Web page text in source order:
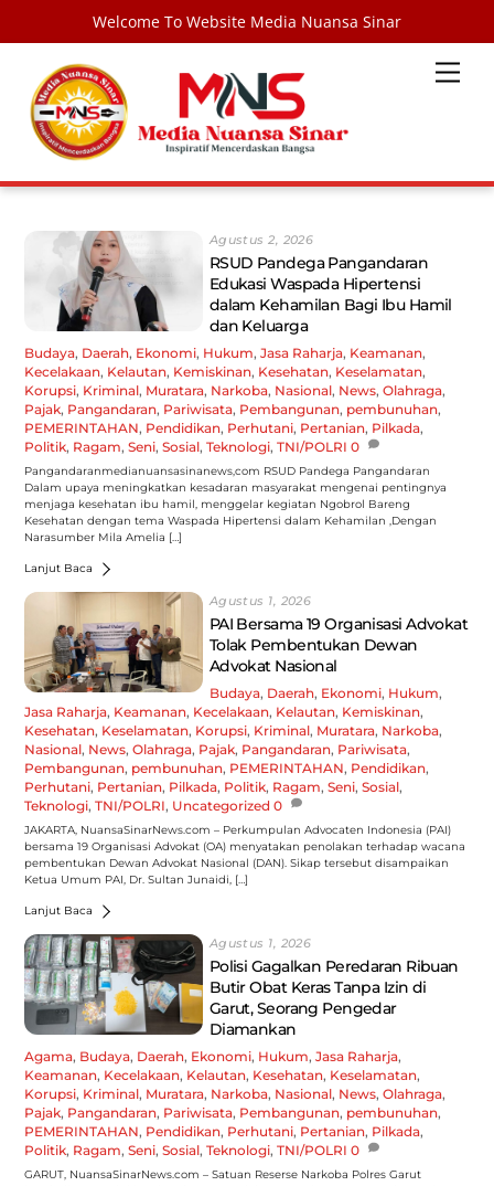
Welcome To Website Media Nuansa Sinar
content
Agustus 2, 2026
RSUD Pandega Pangandaran
Edukasi Waspada Hipertensi
dalam Kehamilan Bagi Ibu Hamil
dan Keluarga
Budaya, Daerah, Ekonomi, Hukum,Jasa Raharja, Keamanan,
Kecelakaan, Kelautan, Kemiskinan, Kesehatan, Keselamatan,
Korupsi, Kriminal, Muratara, Narkoba, Nasional, News,Olahraga,
Pajak, Pangandaran, Pariwisata, Pembangunan, pembunuhan,
PEMERINTAHAN, Pendidikan, Perhutani, Pertanian, Pilkada,
Politik, Ragam,Seni,Sosial,Teknologi,TNI/POLRI 0
Pangandaranmedianuansasinanews,com RSUD Pandega Pangandaran
Dalam upaya meningkatkan kesadaran masyarakat mengenai pentingnya
menjaga kesehatan ibu hamil, menggelar kegiatan Ngobrol Bareng
Kesehatan dengan tema Waspada Hipertensi dalam Kehamilan ,Dengan
Narasumber Mila Amelia […]
Lanjut Baca
Agustus 1, 2026
PAI Bersama 19 Organisasi Advokat
Tolak Pembentukan Dewan
Advokat Nasional
Budaya, Daerah, Ekonomi, Hukum,
Jasa Raharja, Keamanan, Kecelakaan, Kelautan, Kemiskinan,
Kesehatan, Keselamatan, Korupsi, Kriminal, Muratara, Narkoba,
Nasional, News,Olahraga, Pajak, Pangandaran, Pariwisata,
Pembangunan, pembunuhan, PEMERINTAHAN, Pendidikan,
Perhutani, Pertanian, Pilkada, Politik, Ragam,Seni,Sosial,
Teknologi,TNI/POLRI, Uncategorized 0
JAKARTA, NuansaSinarNews.com – Perkumpulan Advocaten Indonesia (PAI)
bersama 19 Organisasi Advokat (OA) menyatakan penolakan terhadap wacana
pembentukan Dewan Advokat Nasional (DAN). Sikap tersebut disampaikan
Ketua Umum PAI, Dr. Sultan Junaidi, […]
Lanjut Baca
Agustus 1, 2026
Polisi Gagalkan Peredaran Ribuan
Butir Obat Keras Tanpa Izin di
Garut, Seorang Pengedar
Diamankan
Agama, Budaya, Daerah, Ekonomi, Hukum,Jasa Raharja,
Keamanan, Kecelakaan, Kelautan, Kesehatan, Keselamatan,
Korupsi, Kriminal, Muratara, Narkoba, Nasional, News,Olahraga,
Pajak, Pangandaran, Pariwisata, Pembangunan, pembunuhan,
PEMERINTAHAN, Pendidikan, Perhutani, Pertanian, Pilkada,
Politik, Ragam,Seni,Sosial,Teknologi,TNI/POLRI 0
GARUT, NuansaSinarNews.com – Satuan Reserse Narkoba Polres Garut